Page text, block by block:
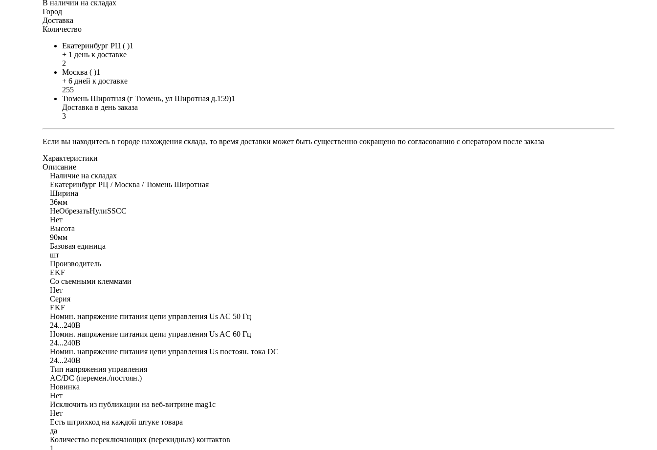
В наличии на складах
Город
Доставка
Количество
Екатеринбург РЦ ( )1
+ 1 день к доставке
2
Москва ( )1
+ 6 дней к доставке
255
Тюмень Широтная (г Тюмень, ул Широтная д.159)1
Доставка в день заказа
3
Если вы находитесь в городе нахождения склада, то время доставки может быть существенно сокращено по согласованию с оператором после заказа
Характеристики
Описание
Наличие на складах
Екатеринбург РЦ / Москва / Тюмень Широтная
Ширина
36мм
НеОбрезатьНулиSSCC
Нет
Высота
90мм
Базовая единица
шт
Производитель
EKF
Со съемными клеммами
Нет
Серия
EKF
Номин. напряжение питания цепи управления Us AC 50 Гц
24...240В
Номин. напряжение питания цепи управления Us AC 60 Гц
24...240В
Номин. напряжение питания цепи управления Us постоян. тока DC
24...240В
Тип напряжения управления
AC/DC (перемен./постоян.)
Новинка
Нет
Исключить из публикации на веб-витрине mag1c
Нет
Есть штрихкод на каждой штуке товара
да
Количество переключающих (перекидных) контактов
1